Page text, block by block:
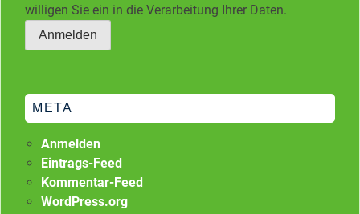
willigen Sie ein in die Verarbeitung Ihrer Daten.
META
Anmelden
Eintrags-Feed
Kommentar-Feed
WordPress.org